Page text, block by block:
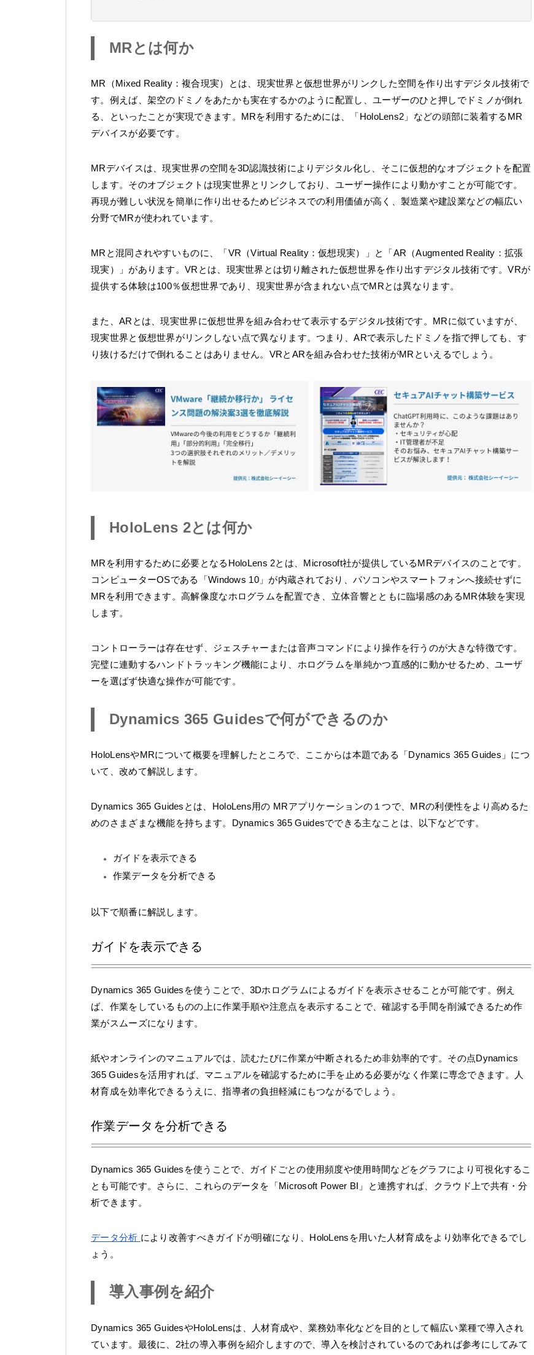
MRとは何か
MR（Mixed Reality：複合現実）とは、現実世界と仮想世界がリンクした空間を作り出すデジタル技術で
す。例えば、架空のドミノをあたかも実在するかのように配置し、ユーザーのひと押しでドミノが倒れ
る、といったことが実現できます。MRを利用するためには、「HoloLens2」などの頭部に装着するMR
デバイスが必要です。
MRデバイスは、現実世界の空間を3D認識技術によりデジタル化し、そこに仮想的なオブジェクトを配置
します。そのオブジェクトは現実世界とリンクしており、ユーザー操作により動かすことが可能です。
再現が難しい状況を簡単に作り出せるためビジネスでの利用価値が高く、製造業や建設業などの幅広い
分野でMRが使われています。
MRと混同されやすいものに、「VR（Virtual Reality：仮想現実）」と「AR（Augmented Reality：拡張
現実）」があります。VRとは、現実世界とは切り離された仮想世界を作り出すデジタル技術です。VRが
提供する体験は100％仮想世界であり、現実世界が含まれない点でMRとは異なります。
また、ARとは、現実世界に仮想世界を組み合わせて表示するデジタル技術です。MRに似ていますが、
現実世界と仮想世界がリンクしない点で異なります。つまり、ARで表示したドミノを指で押しても、す
り抜けるだけで倒れることはありません。VRとARを組み合わせた技術がMRといえるでしょう。
HoloLens 2とは何か
MRを利用するために必要となるHoloLens 2とは、Microsoft社が提供しているMRデバイスのことです。
コンピューターOSである「Windows 10」が内蔵されており、パソコンやスマートフォンへ接続せずに
MRを利用できます。高解像度なホログラムを配置でき、立体音響とともに臨場感のあるMR体験を実現
します。
コントローラーは存在せず、ジェスチャーまたは音声コマンドにより操作を行うのが大きな特徴です。
完璧に連動するハンドトラッキング機能により、ホログラムを単純かつ直感的に動かせるため、ユーザ
ーを選ばず快適な操作が可能です。
Dynamics 365 Guidesで何ができるのか
HoloLensやMRについて概要を理解したところで、ここからは本題である「Dynamics 365 Guides」につ
いて、改めて解説します。
Dynamics 365 Guidesとは、HoloLens用の MRアプリケーションの１つで、MRの利便性をより高めるた
めのさまざまな機能を持ちます。Dynamics 365 Guidesでできる主なことは、以下などです。
ガイドを表示できる
作業データを分析できる
以下で順番に解説します。
ガイドを表示できる
Dynamics 365 Guidesを使うことで、3Dホログラムによるガイドを表示させることが可能です。例え
ば、作業をしているものの上に作業手順や注意点を表示することで、確認する手間を削減できるため作
業がスムーズになります。
紙やオンラインのマニュアルでは、読むたびに作業が中断されるため非効率的です。その点Dynamics
365 Guidesを活用すれば、マニュアルを確認するために手を止める必要がなく作業に専念できます。人
材育成を効率化できるうえに、指導者の負担軽減にもつながるでしょう。
作業データを分析できる
Dynamics 365 Guidesを使うことで、ガイドごとの使用頻度や使用時間などをグラフにより可視化するこ
とも可能です。さらに、これらのデータを「Microsoft Power BI」と連携すれば、クラウド上で共有・分
析できます。
データ分析 により改善すべきガイドが明確になり、HoloLensを用いた人材育成をより効率化できるでし
ょう。
導入事例を紹介
Dynamics 365 GuidesやHoloLensは、人材育成や、業務効率化などを目的として幅広い業種で導入され
ています。最後に、2社の導入事例を紹介しますので、導入を検討されているのであれば参考にしてみて